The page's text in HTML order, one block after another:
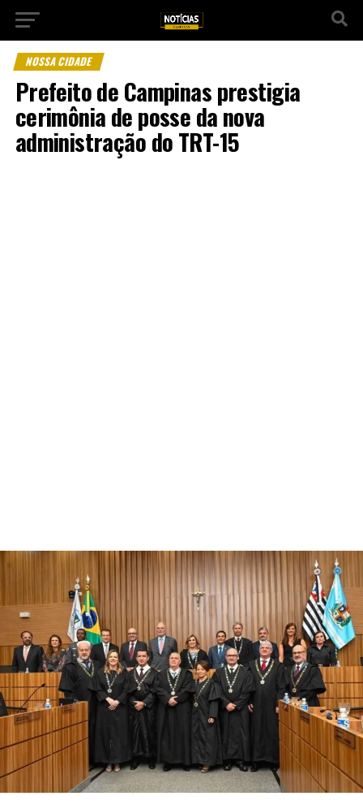
NOSSA CIDADE
Prefeito de Campinas prestigia
cerimônia de posse da nova
administração do TRT-15